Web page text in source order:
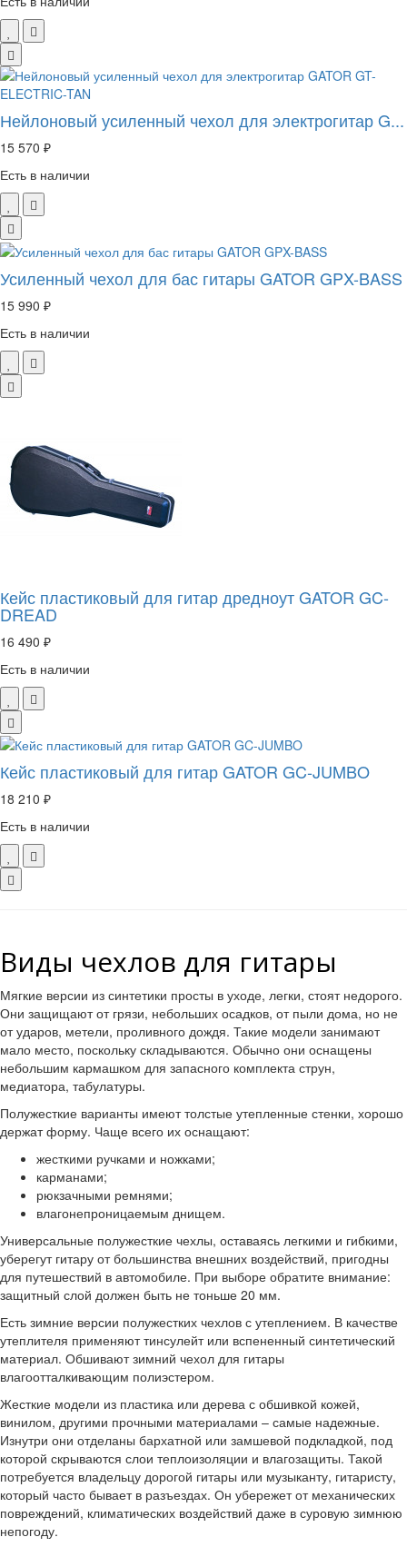
Нейлоновый усиленный чехол для электрогитар G...
15 570 ₽
Есть в наличии
Усиленный чехол для бас гитары GATOR GPX-BASS
15 990 ₽
Есть в наличии
Кейс пластиковый для гитар дредноут GATOR GC-
DREAD
16 490 ₽
Есть в наличии
Кейс пластиковый для гитар GATOR GC-JUMBO
18 210 ₽
Есть в наличии
Виды чехлов для гитары
Мягкие версии из синтетики просты в уходе, легки, стоят недорого.
Они защищают от грязи, небольших осадков, от пыли дома, но не
от ударов, метели, проливного дождя. Такие модели занимают
мало место, поскольку складываются. Обычно они оснащены
небольшим кармашком для запасного комплекта струн,
медиатора, табулатуры.
Полужесткие варианты имеют толстые утепленные стенки, хорошо
держат форму. Чаще всего их оснащают:
жесткими ручками и ножками;
карманами;
рюкзачными ремнями;
влагонепроницаемым днищем.
Универсальные полужесткие чехлы, оставаясь легкими и гибкими,
уберегут гитару от большинства внешних воздействий, пригодны
для путешествий в автомобиле. При выборе обратите внимание:
защитный слой должен быть не тоньше 20 мм.
Есть зимние версии полужестких чехлов с утеплением. В качестве
утеплителя применяют тинсулейт или вспененный синтетический
материал. Обшивают зимний чехол для гитары
влагоотталкивающим полиэстером.
Жесткие модели из пластика или дерева с обшивкой кожей,
винилом, другими прочными материалами – самые надежные.
Изнутри они отделаны бархатной или замшевой подкладкой, под
которой скрываются слои теплоизоляции и влагозащиты. Такой
потребуется владельцу дорогой гитары или музыканту, гитаристу,
который часто бывает в разъездах. Он убережет от механических
повреждений, климатических воздействий даже в суровую зимнюю
непогоду.